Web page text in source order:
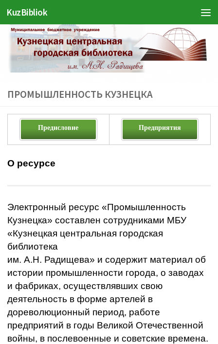
Перейти к содержимому
KuzBibliok
ПРОМЫШЛЕННОСТЬ КУЗНЕЦКА
Предисловие Предприятия
О ресурсе
Электронный ресурс «Промышленность
Кузнецка» составлен сотрудниками МБУ
«Кузнецкая центральная городская
библиотека
им. А.Н. Радищева» и содержит материал об
истории промышленности города, о заводах
и фабриках, осуществлявших свою
деятельность в форме артелей в
дореволюционный период, работе
предприятий в годы Великой Отечественной
войны, в послевоенные и советские времена.